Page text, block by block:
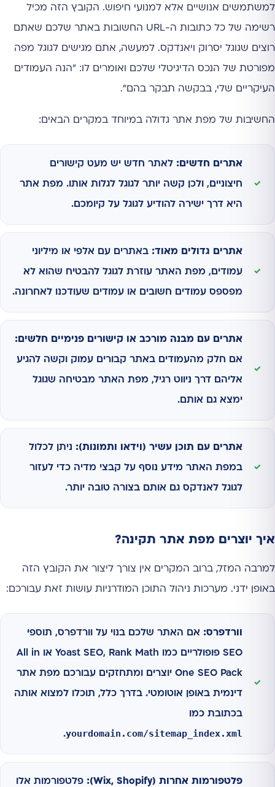
למשתמשים אנושיים אלא למנועי חיפוש. הקובץ הזה מכיל
רשימה של כל כתובות ה-URL החשובות באתר שלכם שאתם
רוצים שגוגל יסרוק ויאנדקס. למעשה, אתם מגישים לגוגל מפה
מפורטת של הנכס הדיגיטלי שלכם ואומרים לו: "הנה העמודים
העיקריים שלי, בבקשה תבקר בהם".
החשיבות של מפת אתר גדולה במיוחד במקרים הבאים:
אתרים חדשים: לאתר חדש יש מעט קישורים
חיצוניים, ולכן קשה יותר לגוגל לגלות אותו. מפת אתר
היא דרך ישירה להודיע לגוגל על קיומכם.
אתרים גדולים מאוד: באתרים עם אלפי או מיליוני
עמודים, מפת האתר עוזרת לגוגל להבטיח שהוא לא
מפספס עמודים חשובים או עמודים שעודכנו לאחרונה.
אתרים עם מבנה מורכב או קישורים פנימיים חלשים:
אם חלק מהעמודים באתר קבורים עמוק וקשה להגיע
אליהם דרך ניווט רגיל, מפת האתר מבטיחה שגוגל
ימצא גם אותם.
אתרים עם תוכן עשיר (וידאו ותמונות): ניתן לכלול
במפת האתר מידע נוסף על קבצי מדיה כדי לעזור
לגוגל לאנדקס גם אותם בצורה טובה יותר.
איך יוצרים מפת אתר תקינה?
למרבה המזל, ברוב המקרים אין צורך ליצור את הקובץ הזה
באופן ידני. מערכות ניהול התוכן המודרניות עושות זאת עבורכם:
וורדפרס: אם האתר שלכם בנוי על וורדפרס, תוספי
SEO פופולריים כמו Yoast SEO, Rank Math או All in
One SEO Pack יוצרים ומתחזקים עבורכם מפת אתר
דינמית באופן אוטומטי. בדרך כלל, תוכלו למצוא אותה
בכתובת כמו
yourdomain.com/sitemap_index.xml
.
פלטפורמות אחרות (Wix, Shopify): פלטפורמות אלו